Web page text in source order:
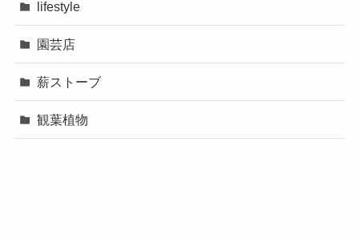
lifestyle
園芸店
薪ストーブ
観葉植物